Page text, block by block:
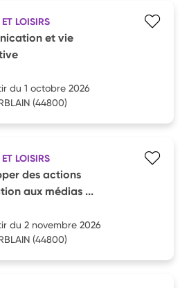
LOISIRS
et vie
du 1 octobre 2026
(44800)
LOISIRS
des actions
aux médias ...
du 2 novembre 2026
(44800)